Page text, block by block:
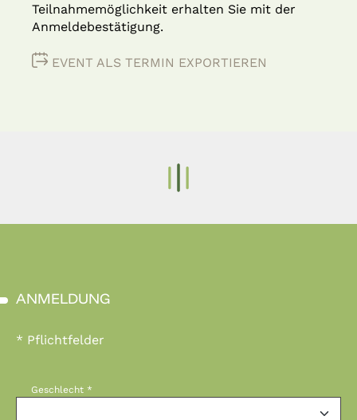
Teilnahmemöglichkeit erhalten Sie mit der
Anmeldebestätigung.
EVENT ALS TERMIN EXPORTIEREN
ANMELDUNG
* Pflichtfelder
Geschlecht *